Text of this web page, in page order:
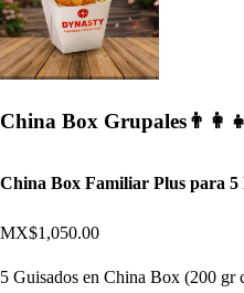
China Box
China Box Familiar Plus para 5
MX$1,050.00
5 Guisados en China Box (200 gr